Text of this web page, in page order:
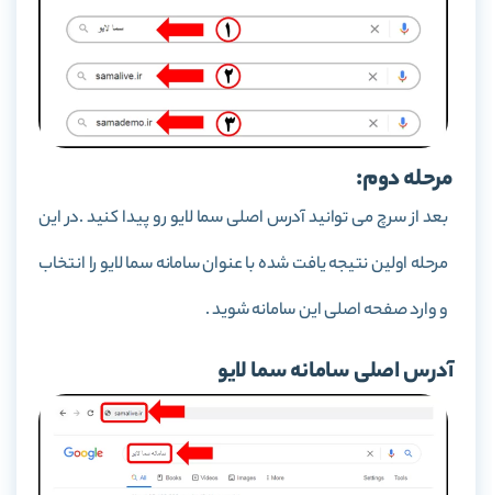
مرحله دوم:
بعد از سرچ می توانید آدرس اصلی سما لایو رو پیدا کنید .در این
مرحله اولین نتیجه یافت شده با عنوان سامانه سما لایو را انتخاب
و وارد صفحه اصلی این سامانه شوید .
آدرس اصلی سامانه سما لایو